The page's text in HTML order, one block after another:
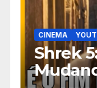
CINEMA
Shrek